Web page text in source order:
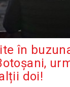
în
doi!